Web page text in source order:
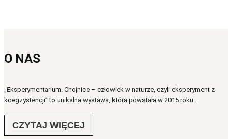
O NAS
„Eksperymentarium. Chojnice – człowiek w naturze, czyli eksperyment z
koegzystencji” to unikalna wystawa, która powstała w 2015 roku ...
CZYTAJ WIĘCEJ